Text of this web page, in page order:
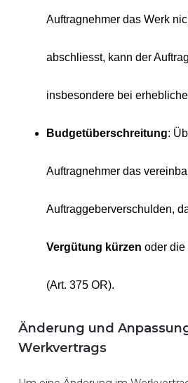
Auftragnehmer das Werk
abschliesst, kann der
insbesondere bei
Budgetüberschreitung:
Auftragnehmer das
Auftraggeberverschulden,
Vergütung kürzen oder die
(Art. 375 OR).
Änderung und
Werkvertrags